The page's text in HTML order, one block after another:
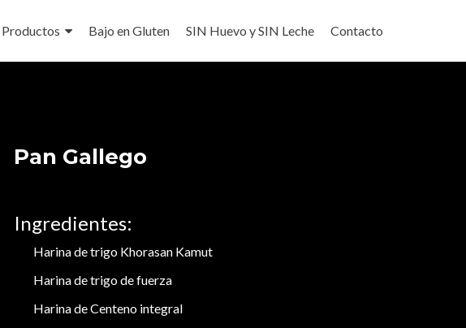
Productos Bajo en Gluten SIN Huevo y SIN Leche Contacto
Pan Gallego
Ingredientes:
Harina de trigo Khorasan Kamut
Harina de trigo de fuerza
Harina de Centeno integral